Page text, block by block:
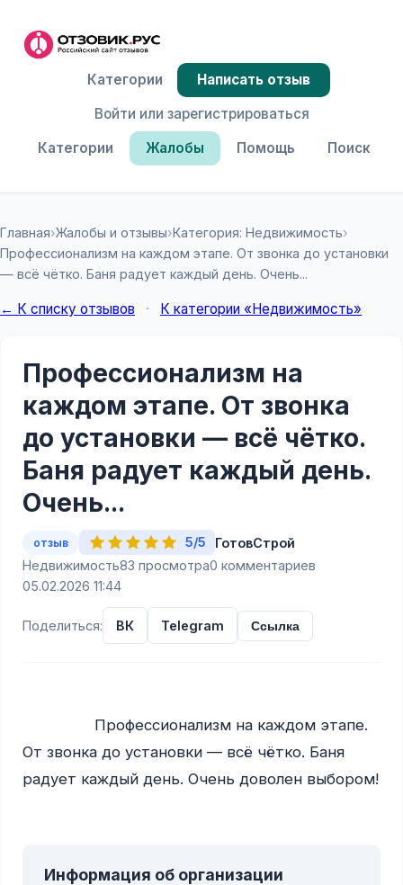
Категории Жалобы Помощь Поиск
Категории
Написать отзыв
Войти или зарегистрироваться
Главная›Жалобы и отзывы›Категория: Недвижимость›
Профессионализм на каждом этапе. От звонка до установки
— всё чётко. Баня радует каждый день. Очень...
← К списку отзывов · К категории «Недвижимость»
Профессионализм на
каждом этапе. От звонка
до установки — всё чётко.
Баня радует каждый день.
Очень...
отзыв 5/5
ГотовСтрой
Недвижимость83 просмотра0 комментариев
05.02.2026 11:44
Поделиться: ВК Telegram Ссылка
От звонка до установки — всё чётко. Баня
радует каждый день. Очень доволен выбором!
Информация об организации